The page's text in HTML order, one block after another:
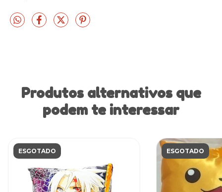
Produtos alternativos que
podem te interessar
ESGOTADO ESGOTADO